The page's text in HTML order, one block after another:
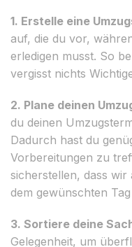
1. Erstelle eine
auf, die du vor,
erledigen musst. So
vergisst nichts
2. Plane deinen
du deinen
Dadurch hast du
Vorbereitungen zu
sicherstellen, dass
dem gewünschten
3. Sortiere deine
Gelegenheit, um